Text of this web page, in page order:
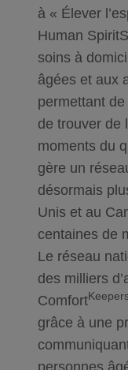
à « Élever
Human
soins à
âgées et aux
permettant
de trouver de
moments du
gère un
désormais
Unis et au
centaines de
Le réseau
des milliers
Comfort
grâce à une
personnes